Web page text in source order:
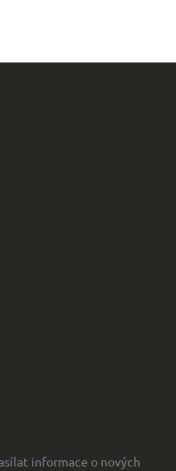
informace o nových